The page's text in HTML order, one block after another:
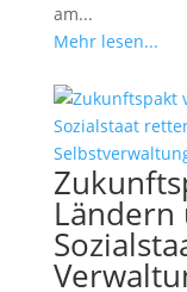
am...
Mehr lesen...
Ländern